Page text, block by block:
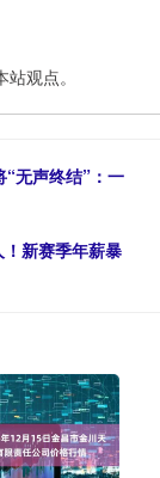
观点。
无声终结”：一
新赛季年薪暴